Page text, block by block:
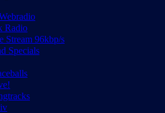
Radio
96kbp/s
Specials